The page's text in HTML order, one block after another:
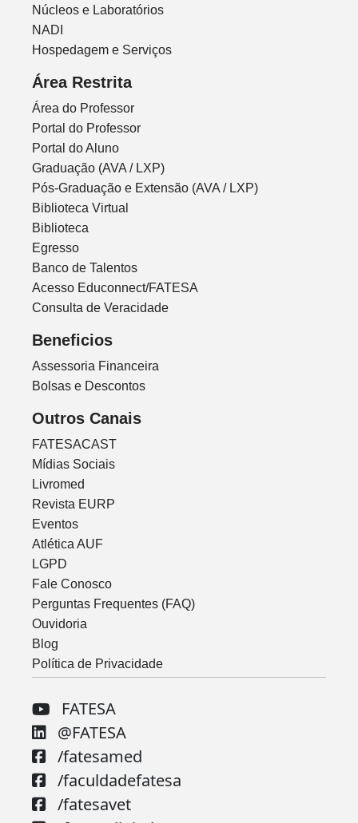
Núcleos e Laboratórios
NADI
Hospedagem e Serviços
Área Restrita
Área do Professor
Portal do Professor
Portal do Aluno
Graduação (AVA / LXP)
Pós-Graduação e Extensão (AVA / LXP)
Biblioteca Virtual
Biblioteca
Egresso
Banco de Talentos
Acesso Educonnect/FATESA
Consulta de Veracidade
Beneficios
Assessoria Financeira
Bolsas e Descontos
Outros Canais
FATESACAST
Mídias Sociais
Livromed
Revista EURP
Eventos
Atlética AUF
LGPD
Fale Conosco
Perguntas Frequentes (FAQ)
Ouvidoria
Blog
Política de Privacidade
FATESA
@FATESA
/fatesamed
/faculdadefatesa
/fatesavet